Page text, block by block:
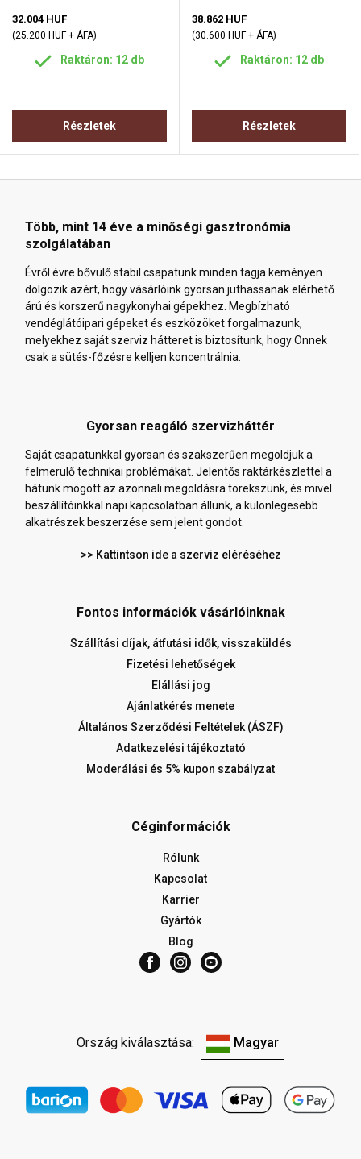
32.004 HUF
(25.200 HUF + ÁFA)
Raktáron: 12 db
Részletek
38.862 HUF
(30.600 HUF + ÁFA)
Raktáron: 12 db
Részletek
Több, mint 14 éve a minőségi gasztronómia
szolgálatában
Évről évre bővülő stabil csapatunk minden tagja keményen
dolgozik azért, hogy vásárlóink gyorsan juthassanak elérhető
árú és korszerű nagykonyhai gépekhez. Megbízható
vendéglátóipari gépeket és eszközöket forgalmazunk,
melyekhez saját szerviz hátteret is biztosítunk, hogy Önnek
csak a sütés-főzésre kelljen koncentrálnia.
Gyorsan reagáló szervizháttér
Saját csapatunkkal gyorsan és szakszerűen megoldjuk a
felmerülő technikai problémákat. Jelentős raktárkészlettel a
hátunk mögött az azonnali megoldásra törekszünk, és mivel
beszállítóinkkal napi kapcsolatban állunk, a különlegesebb
alkatrészek beszerzése sem jelent gondot.
>> Kattintson ide a szerviz eléréséhez
Fontos információk vásárlóinknak
Szállítási díjak, átfutási idők, visszaküldés
Fizetési lehetőségek
Elállási jog
Ajánlatkérés menete
Általános Szerződési Feltételek (ÁSZF)
Adatkezelési tájékoztató
Moderálási és 5% kupon szabályzat
Céginformációk
Rólunk
Kapcsolat
Karrier
Gyártók
Blog
Ország kiválasztása: Magyar